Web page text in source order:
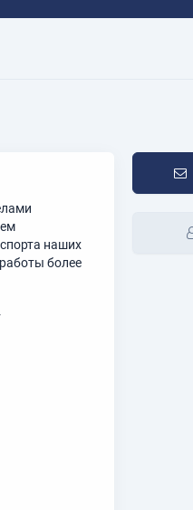
наших
более